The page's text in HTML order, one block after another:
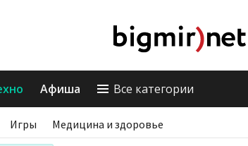
Афиша Все категории
Игры Медицина и здоровье